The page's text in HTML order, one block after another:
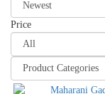
Price